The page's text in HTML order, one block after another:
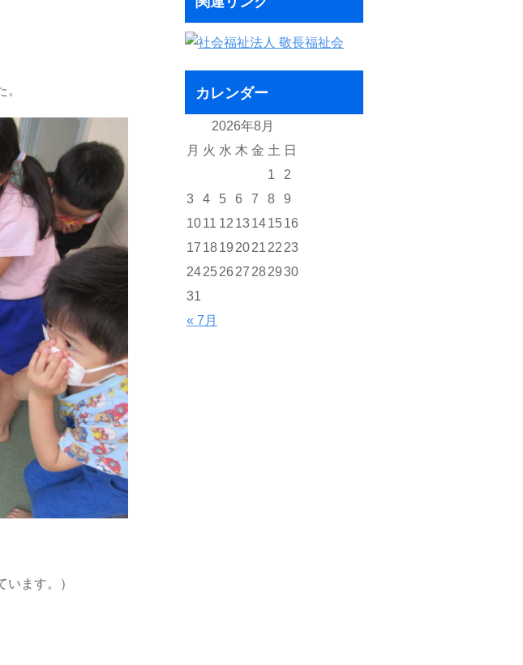
ます。）
カレンダー
2026年8月
月 火 水 木 金 土 日
« 7月
1
2
3
4 5 6 7 8
9
1011 12 13141516
17 1819 2021 22 23
242526 27 282930
31